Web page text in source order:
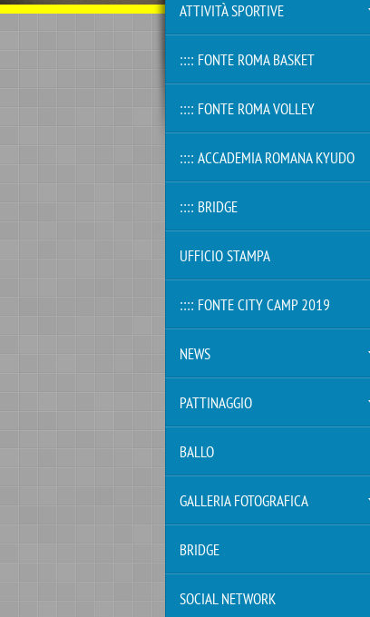
ATTIVITÀ SPORTIVE
:::: FONTE ROMA BASKET
:::: FONTE ROMA VOLLEY
:::: ACCADEMIA ROMANA KYUDO
:::: BRIDGE
UFFICIO STAMPA
:::: FONTE CITY CAMP 2019
NEWS
PATTINAGGIO
BALLO
GALLERIA FOTOGRAFICA
BRIDGE
SOCIAL NETWORK